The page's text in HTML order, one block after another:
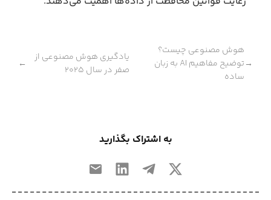
→
هوش مصنوعی چیست؟
توضیح مفاهیم AI به زبان
ساده
یادگیری هوش مصنوعی از
صفر در سال ۲۰۲۵
←
به اشتراک بگذارید